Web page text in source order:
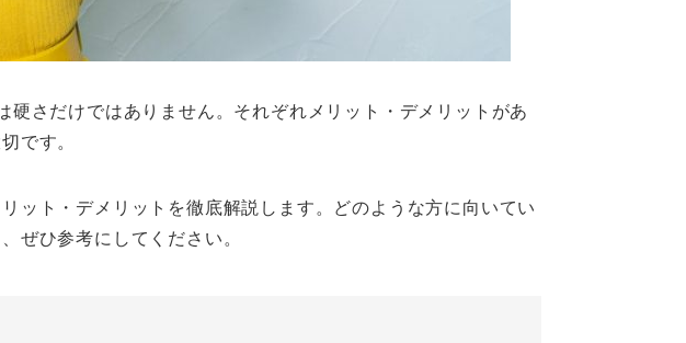
さだけではありません。それぞれメリット・デメリットがあ
です。
ット・デメリットを徹底解説します。どのような方に向いてい
ぜひ参考にしてください。